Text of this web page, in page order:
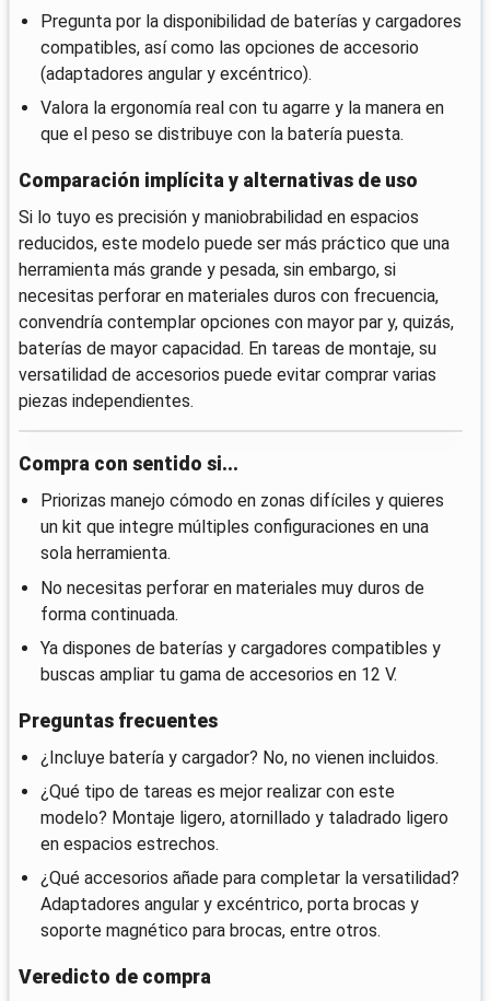
Pregunta por la disponibilidad de baterías y cargadores
compatibles, así como las opciones de accesorio
(adaptadores angular y excéntrico).
Valora la ergonomía real con tu agarre y la manera en
que el peso se distribuye con la batería puesta.
Comparación implícita y alternativas de uso
Si lo tuyo es precisión y maniobrabilidad en espacios
reducidos, este modelo puede ser más práctico que una
herramienta más grande y pesada, sin embargo, si
necesitas perforar en materiales duros con frecuencia,
convendría contemplar opciones con mayor par y, quizás,
baterías de mayor capacidad. En tareas de montaje, su
versatilidad de accesorios puede evitar comprar varias
piezas independientes.
Compra con sentido si...
Priorizas manejo cómodo en zonas difíciles y quieres
un kit que integre múltiples configuraciones en una
sola herramienta.
No necesitas perforar en materiales muy duros de
forma continuada.
Ya dispones de baterías y cargadores compatibles y
buscas ampliar tu gama de accesorios en 12 V.
Preguntas frecuentes
¿Incluye batería y cargador? No, no vienen incluidos.
¿Qué tipo de tareas es mejor realizar con este
modelo? Montaje ligero, atornillado y taladrado ligero
en espacios estrechos.
¿Qué accesorios añade para completar la versatilidad?
Adaptadores angular y excéntrico, porta brocas y
soporte magnético para brocas, entre otros.
Veredicto de compra